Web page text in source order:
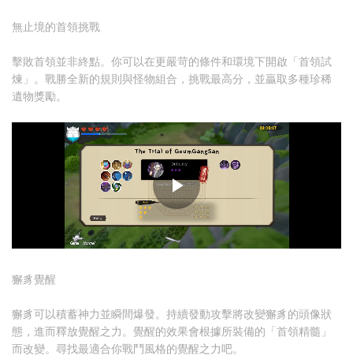
無止境的首領挑戰
擊敗首領並非終點。你可以在更嚴苛的條件和環境下開啟「首領試
煉」。戰勝全新的規則與怪物組合，挑戰最高分，並贏取多種珍稀
遺物獎勵。
獬豸覺醒
獬豸可以積蓄神力並瞬間爆發。持續發動攻擊將改變獬豸的頭像狀
態，進而釋放覺醒之力。覺醒的效果會根據所裝備的「首領精髓」
而改變。尋找最適合你戰鬥風格的覺醒之力吧。